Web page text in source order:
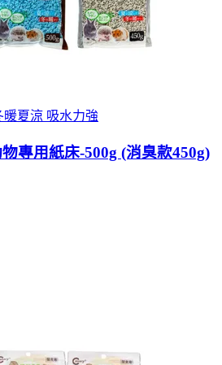
暖夏涼 吸水力強
專用紙床-500g (消臭款450g)